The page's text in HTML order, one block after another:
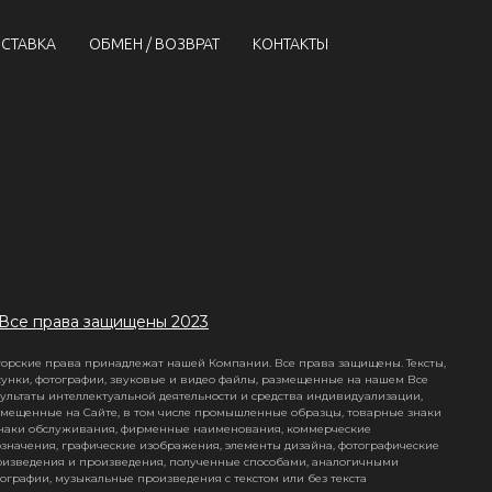
ОБМЕН / ВОЗВРАТ КОНТАКТЫ
права защищены 2023
права принадлежат нашей Компании. Все права защищены. Тексты,
фотографии, звуковые и видео файлы, размещенные на нашем Все
интеллектуальной деятельности и средства индивидуализации,
на Сайте, в том числе промышленные образцы, товарные знаки
обслуживания, фирменные наименования, коммерческие
графические изображения, элементы дизайна, фотографические
и произведения, полученные способами, аналогичными
музыкальные произведения с текстом или без текста